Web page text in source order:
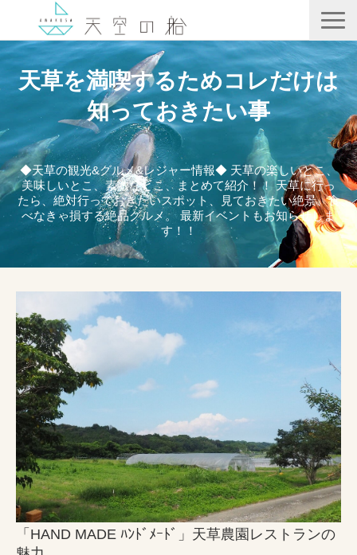
天空の船
ホテル竜宮
天ノ寂
記事一覧
コンテンツ
天草を満喫するためコレだけは
知っておきたい事
◆天草の観光&グルメ&レジャー情報◆ 天草の楽しいとこ、
美味しいとこ、素敵なとこ、まとめて紹介！！ 天草に行っ
たら、絶対行っておきたいスポット、見ておきたい絶景、食
べなきゃ損する絶品グルメ。 最新イベントもお知らせしま
す！！
「HAND MADE ﾊﾝﾄﾞﾒｰﾄﾞ」天草農園レストランの